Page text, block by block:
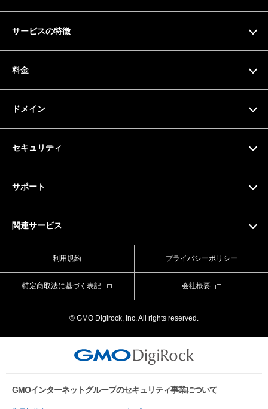
サービスの特徴
サーバー仕様
料金
ドメイン
セキュリティ
サポート
関連サービス
Value Domain
Value Server
CORESERVER media
利用規約 プライバシーポリシー
特定商取法に基づく表記 会社概要
© GMO Digirock, Inc. All rights reserved.
GMOインターネットグループのセキュリティ事業について